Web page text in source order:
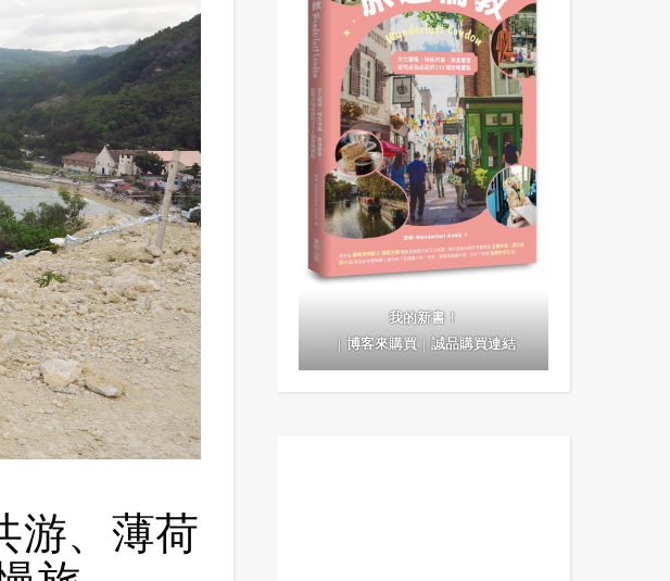
游、薄荷
我的新書！
｜博客來購買｜誠品購買連結